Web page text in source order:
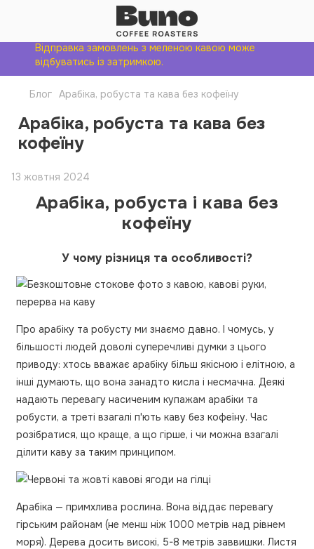
Відправка замовлень з меленою кавою може
відбуватись із затримкою.
Блог Арабіка, робуста та кава без кофеїну
Арабіка, робуста та кава без
кофеїну
13 жовтня 2024
Арабіка, робуста і кава без
кофеїну
У чому різниця та особливості?
Про арабіку та робусту ми знаємо давно. І чомусь, у
більшості людей доволі суперечливі думки з цього
приводу: хтось вважає арабіку більш якісною і елітною, а
інші думають, що вона занадто кисла і несмачна. Деякі
надають перевагу насиченим купажам арабіки та
робусти, а треті взагалі п'ють каву без кофеїну. Час
розібратися, що краще, а що гірше, і чи можна взагалі
ділити каву за таким принципом.
Арабіка — примхлива рослина. Вона віддає перевагу
гірським районам (не менш ніж 1000 метрів над рівнем
моря). Дерева досить високі, 5-8 метрів заввишки. Листя